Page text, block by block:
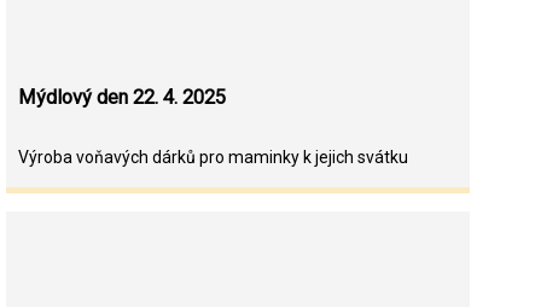
Mýdlový den 22. 4. 2025
Výroba voňavých dárků pro maminky k jejich svátku